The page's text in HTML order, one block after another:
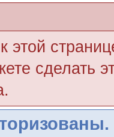
этой
сделать